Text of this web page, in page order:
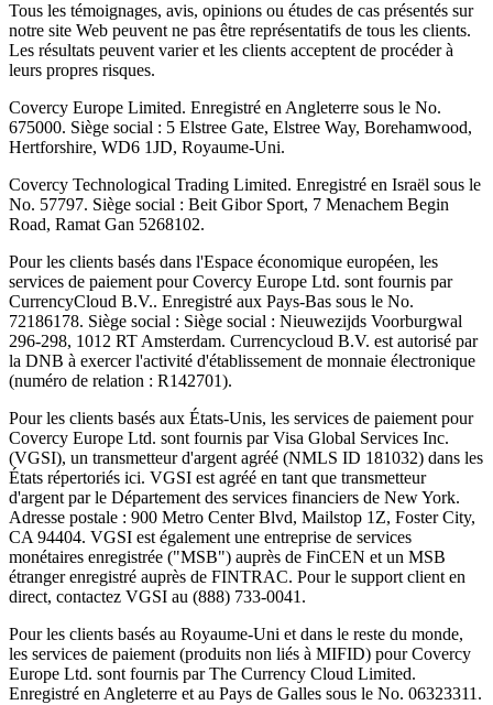
Tous les témoignages, avis, opinions ou études de cas présentés sur
notre site Web peuvent ne pas être représentatifs de tous les clients.
Les résultats peuvent varier et les clients acceptent de procéder à
leurs propres risques.
Covercy Europe Limited. Enregistré en Angleterre sous le No.
675000. Siège social : 5 Elstree Gate, Elstree Way, Borehamwood,
Hertforshire, WD6 1JD, Royaume-Uni.
Covercy Technological Trading Limited. Enregistré en Israël sous le
No. 57797. Siège social : Beit Gibor Sport, 7 Menachem Begin
Road, Ramat Gan 5268102.
Pour les clients basés dans l'Espace économique européen, les
services de paiement pour Covercy Europe Ltd. sont fournis par
CurrencyCloud B.V.. Enregistré aux Pays-Bas sous le No.
72186178. Siège social : Siège social : Nieuwezijds Voorburgwal
296-298, 1012 RT Amsterdam. Currencycloud B.V. est autorisé par
la DNB à exercer l'activité d'établissement de monnaie électronique
(numéro de relation : R142701).
Pour les clients basés aux États-Unis, les services de paiement pour
Covercy Europe Ltd. sont fournis par Visa Global Services Inc.
(VGSI), un transmetteur d'argent agréé (NMLS ID 181032) dans les
États répertoriés ici. VGSI est agréé en tant que transmetteur
d'argent par le Département des services financiers de New York.
Adresse postale : 900 Metro Center Blvd, Mailstop 1Z, Foster City,
CA 94404. VGSI est également une entreprise de services
monétaires enregistrée ("MSB") auprès de FinCEN et un MSB
étranger enregistré auprès de FINTRAC. Pour le support client en
direct, contactez VGSI au (888) 733-0041.
Pour les clients basés au Royaume-Uni et dans le reste du monde,
les services de paiement (produits non liés à MIFID) pour Covercy
Europe Ltd. sont fournis par The Currency Cloud Limited.
Enregistré en Angleterre et au Pays de Galles sous le No. 06323311.